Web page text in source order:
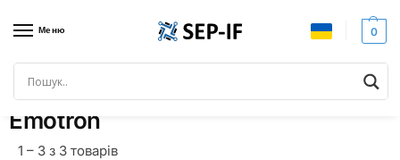
Меню 0
Головна
Emotron
1 – 3 з 3 товарів